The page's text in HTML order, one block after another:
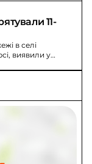
11-
в селі
виявили у